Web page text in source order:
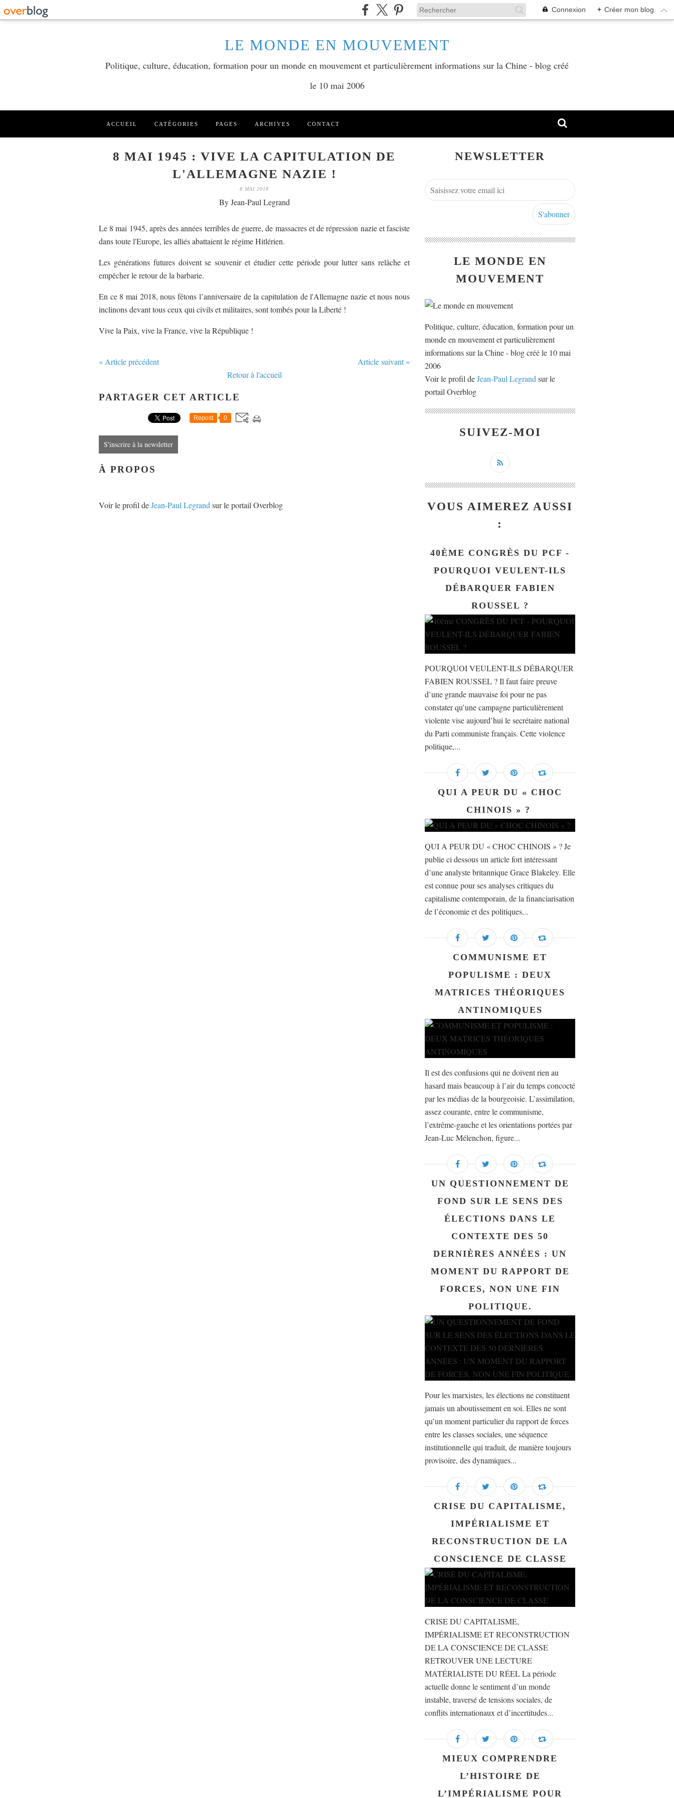
Connexion + Créer mon blog
LE MONDE EN MOUVEMENT
Politique, culture, éducation, formation pour un monde en mouvement et particulièrement informations sur la Chine - blog créé
le 10 mai 2006
ACCUEIL CATÉGORIES PAGES ARCHIVES CONTACT
8 MAI 1945 : VIVE LA CAPITULATION DE
L'ALLEMAGNE NAZIE !
8 MAI 2018
By Jean-Paul Legrand
Le 8 mai 1945, après des années terribles de guerre, de massacres et de répression nazie et fasciste
dans toute l'Europe, les alliés abattaient le régime Hitlérien.
Les générations futures doivent se souvenir et étudier cette période pour lutter sans relâche et
empêcher le retour de la barbarie.
En ce 8 mai 2018, nous fêtons l’anniversaire de la capitulation de l'Allemagne nazie et nous nous
inclinons devant tous ceux qui civils et militaires, sont tombés pour la Liberté !
Vive la Paix, vive la France, vive la République !
« Article précédent
Article suivant »
Retour à l'accueil
PARTAGER CET ARTICLE
Repost 0
S'inscrire à la newsletter
À PROPOS
Voir le profil deJean-Paul Legrand sur le portail Overblog
NEWSLETTER
LE MONDE EN
MOUVEMENT
Politique, culture, éducation, formation pour un
monde en mouvement et particulièrement
informations sur la Chine - blog créé le 10 mai
2006
Voir le profil deJean-Paul Legrand sur le
portail Overblog
SUIVEZ-MOI
VOUS AIMEREZ AUSSI
:
40ÈME CONGRÈS DU PCF -
POURQUOI VEULENT-ILS
DÉBARQUER FABIEN
ROUSSEL ?
POURQUOI VEULENT-ILS DÉBARQUER
FABIEN ROUSSEL ? Il faut faire preuve
d’une grande mauvaise foi pour ne pas
constater qu’une campagne particulièrement
violente vise aujourd’hui le secrétaire national
du Parti communiste français. Cette violence
politique,...
QUI A PEUR DU « CHOC
CHINOIS » ?
QUI A PEUR DU « CHOC CHINOIS » ? Je
publie ci dessous un article fort intéressant
d’une analyste britannique Grace Blakeley. Elle
est connue pour ses analyses critiques du
capitalisme contemporain, de la financiarisation
de l’économie et des politiques...
COMMUNISME ET
POPULISME : DEUX
MATRICES THÉORIQUES
ANTINOMIQUES
Il est des confusions qui ne doivent rien au
hasard mais beaucoup à l’air du temps concocté
par les médias de la bourgeoisie. L’assimilation,
assez courante, entre le communisme,
l’extrême-gauche et les orientations portées par
Jean-Luc Mélenchon, figure...
UN QUESTIONNEMENT DE
FOND SUR LE SENS DES
ÉLECTIONS DANS LE
CONTEXTE DES 50
DERNIÈRES ANNÉES : UN
MOMENT DU RAPPORT DE
FORCES, NON UNE FIN
POLITIQUE.
Pour les marxistes, les élections ne constituent
jamais un aboutissement en soi. Elles ne sont
qu’un moment particulier du rapport de forces
entre les classes sociales, une séquence
institutionnelle qui traduit, de manière toujours
provisoire, des dynamiques...
CRISE DU CAPITALISME,
IMPÉRIALISME ET
RECONSTRUCTION DE LA
CONSCIENCE DE CLASSE
CRISE DU CAPITALISME,
IMPÉRIALISME ET RECONSTRUCTION
DE LA CONSCIENCE DE CLASSE
RETROUVER UNE LECTURE
MATÉRIALISTE DU RÉEL La période
actuelle donne le sentiment d’un monde
instable, traversé de tensions sociales, de
conflits internationaux et d’incertitudes...
MIEUX COMPRENDRE
L’HISTOIRE DE
L’IMPÉRIALISME POUR